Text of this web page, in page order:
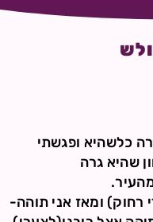
כלשהיא ופגשתי
שהיא גרה
רחוק) ומאז אני תוהה-